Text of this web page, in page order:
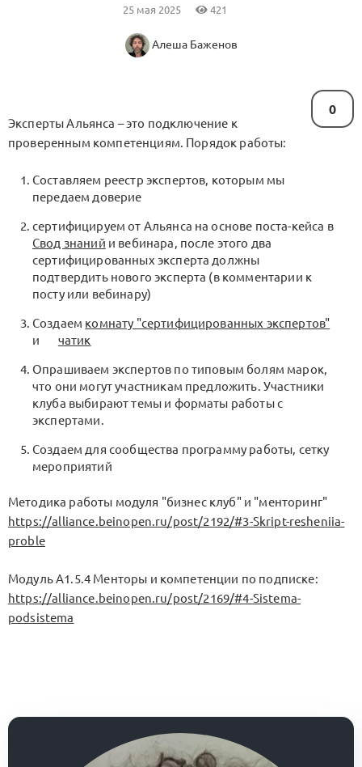
25 мая 2025 421
Алеша Баженов
0
Эксперты Альянса – это подключение к
проверенным компетенциям. Порядок работы:
Составляем реестр экспертов, которым мы
передаем доверие
сертифицируем от Альянса на основе поста-кейса в
Свод знаний и вебинара, после этого два
сертифицированных эксперта должны
подтвердить нового эксперта (в комментарии к
посту или вебинару)
Создаем комнату "сертифицированных экспертов"
и
чатик
Опрашиваем экспертов по типовым болям марок,
что они могут участникам предложить. Участники
клуба выбирают темы и форматы работы с
экспертами.
Создаем для сообщества программу работы, сетку
мероприятий
Методика работы модуля "бизнес клуб" и "менторинг"
https://alliance.beinopen.ru/post/2192/#3-Skript-resheniia-
proble
Модуль А1.5.4 Менторы и компетенции по подписке:
https://alliance.beinopen.ru/post/2169/#4-Sistema-
podsistema